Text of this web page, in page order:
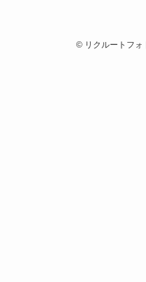
©リクルートフォ